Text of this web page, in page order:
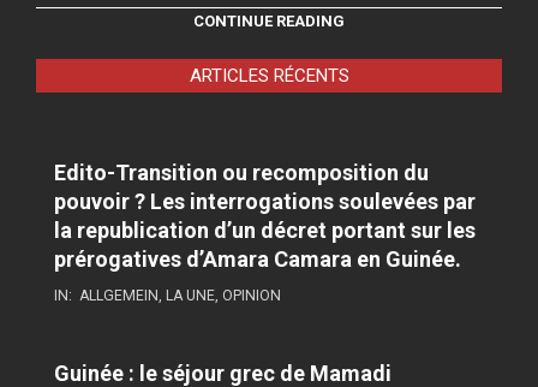
CONTINUE READING
ARTICLES RÉCENTS
Edito-Transition ou recomposition du
pouvoir ? Les interrogations soulevées par
la republication d’un décret portant sur les
prérogatives d’Amara Camara en Guinée.
IN: ALLGEMEIN, LA UNE, OPINION
Guinée : le séjour grec de Mamadi